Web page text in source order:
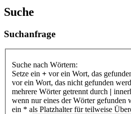
Suche
Suchanfrage
Suche nach Wörtern:
Setze ein + vor ein Wort, das
vor ein Wort, das nicht gefunden
mehrere Wörter getrennt durch |
wenn nur eines der Wörter gefunden
ein * als Platzhalter für teilweise